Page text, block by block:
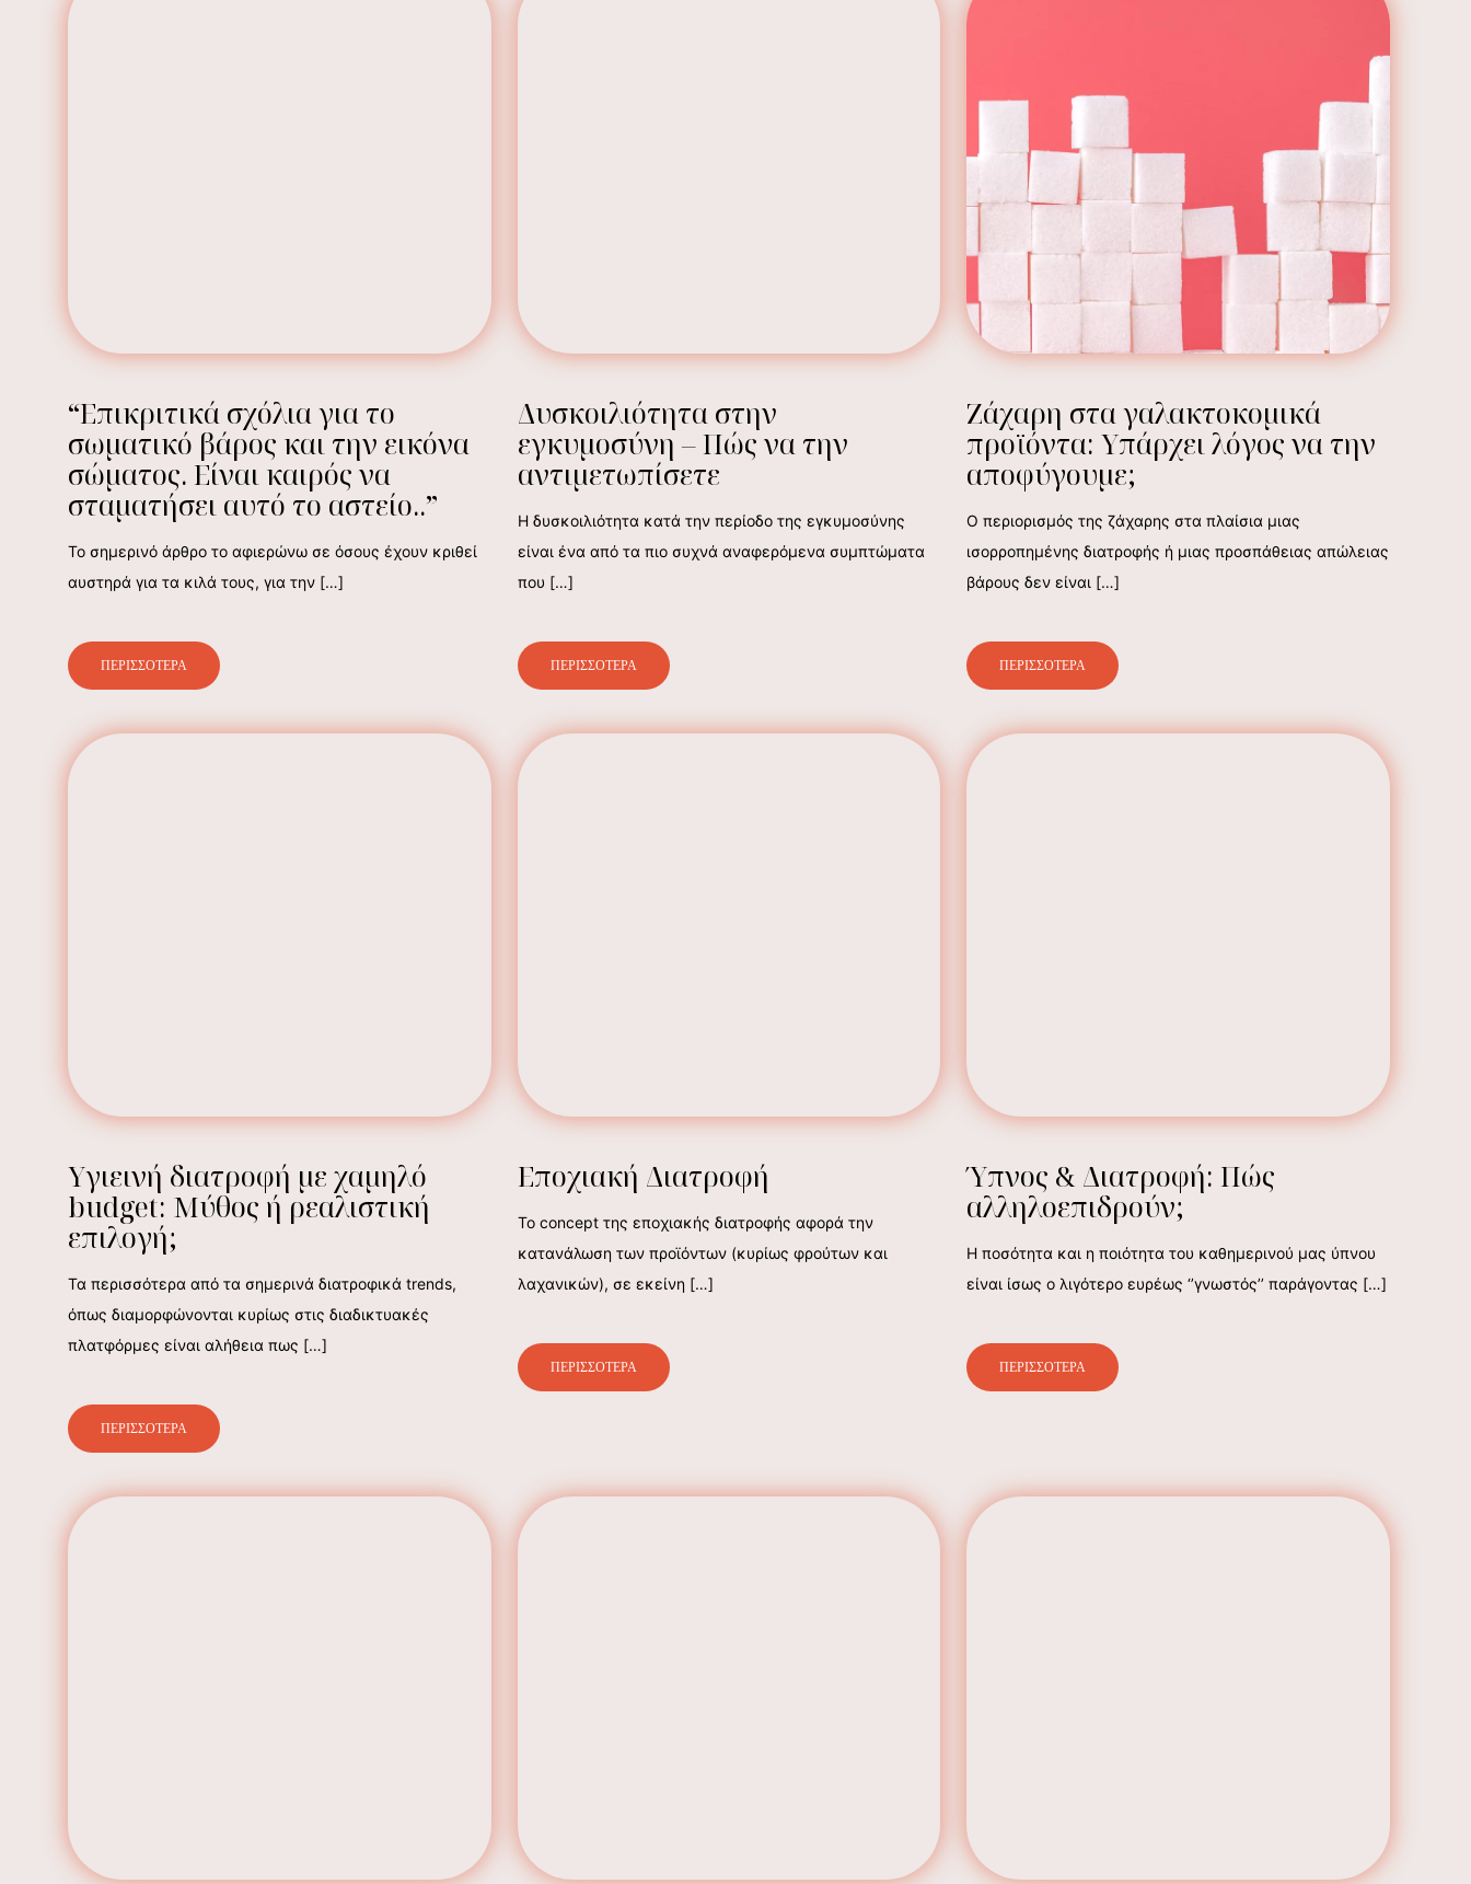
“Επικριτικά σχόλια για το
σωματικό βάρος και την εικόνα
σώματος. Είναι καιρός να
σταματήσει αυτό το αστείο..”
Το σημερινό άρθρο το αφιερώνω σε όσους έχουν κριθεί
αυστηρά για τα κιλά τους, για την […]
ΠΕΡΙΣΣΟΤΕΡΑ
Δυσκοιλιότητα στην
εγκυμοσύνη – Πώς να την
αντιμετωπίσετε
Η δυσκοιλιότητα κατά την περίοδο της εγκυμοσύνης
είναι ένα από τα πιο συχνά αναφερόμενα συμπτώματα
που […]
ΠΕΡΙΣΣΟΤΕΡΑ
Ζάχαρη στα γαλακτοκομικά
προϊόντα: Υπάρχει λόγος να την
αποφύγουμε;
Ο περιορισμός της ζάχαρης στα πλαίσια μιας
ισορροπημένης διατροφής ή μιας προσπάθειας απώλειας
βάρους δεν είναι […]
ΠΕΡΙΣΣΟΤΕΡΑ
Υγιεινή διατροφή με χαμηλό
budget: Μύθος ή ρεαλιστική
επιλογή;
Τα περισσότερα από τα σημερινά διατροφικά trends,
όπως διαμορφώνονται κυρίως στις διαδικτυακές
πλατφόρμες είναι αλήθεια πως […]
ΠΕΡΙΣΣΟΤΕΡΑ
Εποχιακή Διατροφή
Το concept της εποχιακής διατροφής αφορά την
κατανάλωση των προϊόντων (κυρίως φρούτων και
λαχανικών), σε εκείνη[…]
ΠΕΡΙΣΣΟΤΕΡΑ
Ύπνος & Διατροφή: Πώς
αλληλοεπιδρούν;
Η ποσότητα και η ποιότητα του καθημερινού μας ύπνου
είναι ίσως ο λιγότερο ευρέως ‘’γνωστός’’ παράγοντας […]
ΠΕΡΙΣΣΟΤΕΡΑ